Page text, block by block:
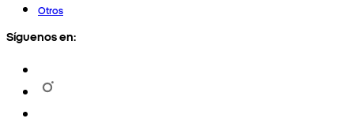
Otros
Síguenos en: